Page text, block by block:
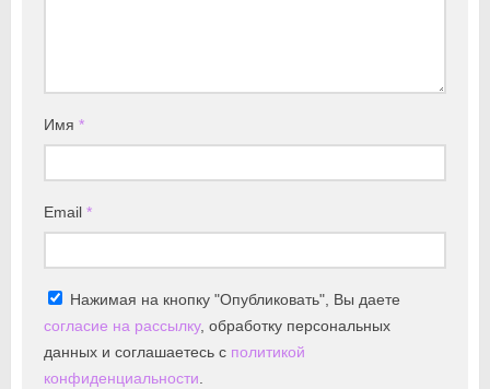
Имя *
Email *
Нажимая на кнопку "Опубликовать", Вы даете
согласие на рассылку, обработку персональных
данных и соглашаетесь с политикой
конфиденциальности.